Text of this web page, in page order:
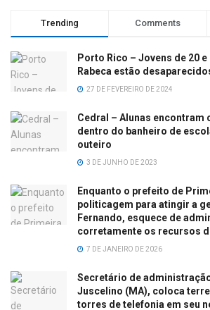
Trending Comments
Porto Rico – Jovens de 20
Rabeca estão
27 DE FEVEREIRO DE 2024
Cedral – Alunas encontram
dentro do banheiro de
outeiro
3 DE JUNHO DE 2023
Enquanto o prefeito de
politicagem para atingir a
Fernando, esquece de
corretamente os recursos
7 DE JANEIRO DE 2026
Secretário de
Juscelino (MA), coloca
torres de telefonia em seu